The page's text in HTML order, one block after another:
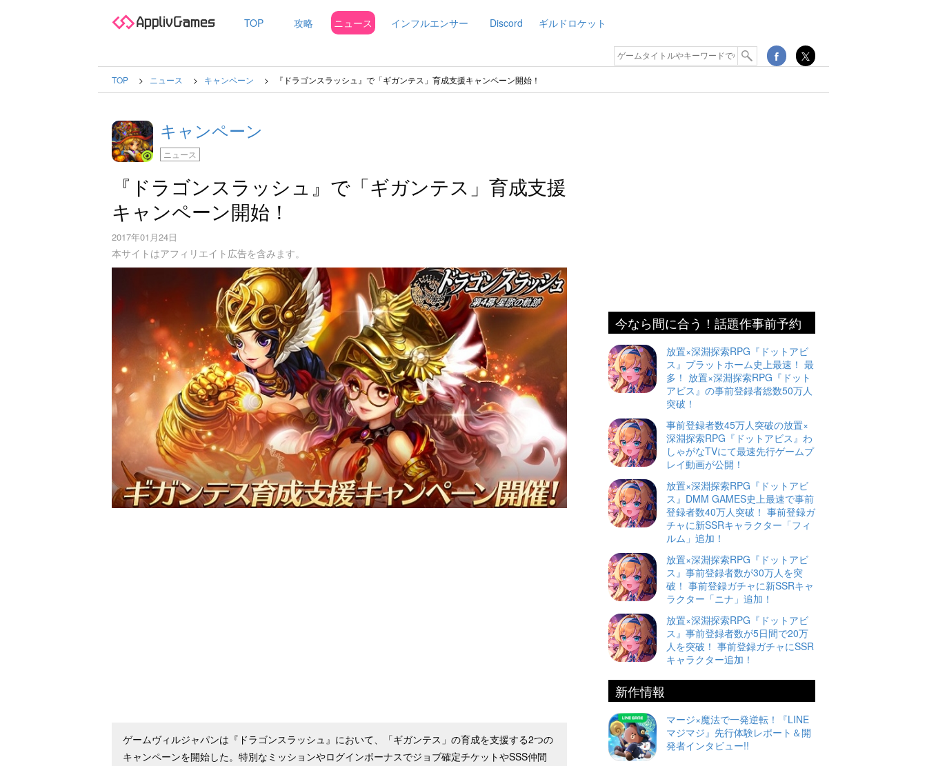
TOP 攻略 ニュース インフルエンサー Discord ギルドロケット
TOP ニュース キャンペーン 『ドラゴンスラッシュ』で「ギガンテス」育成支援キャンペーン開始！
キャンペーン
ニュース
『ドラゴンスラッシュ』で「ギガンテス」育成支援
キャンペーン開始！
2017年01月24日
本サイトはアフィリエイト広告を含みます。
ゲームヴィルジャパンは『ドラゴンスラッシュ』において、「ギガンテス」の育成を支援する2つの
キャンペーンを開始した。特別なミッションやログインボーナスでジョブ確定チケットやSSS仲間
今なら間に合う！話題作事前予約
放置×深淵探索RPG『ドットアビ
ス』プラットホーム史上最速！ 最
多！ 放置×深淵探索RPG『ドット
アビス』の事前登録者総数50万人
突破！
事前登録者数45万人突破の放置×
深淵探索RPG『ドットアビス』わ
しゃがなTVにて最速先行ゲームプ
レイ動画が公開！
放置×深淵探索RPG『ドットアビ
ス』DMM GAMES史上最速で事前
登録者数40万人突破！ 事前登録ガ
チャに新SSRキャラクター「フィ
ルム」追加！
放置×深淵探索RPG『ドットアビ
ス』事前登録者数が30万人を突
破！ 事前登録ガチャに新SSRキャ
ラクター「ニナ」追加！
放置×深淵探索RPG『ドットアビ
ス』事前登録者数が5日間で20万
人を突破！ 事前登録ガチャにSSR
キャラクター追加！
新作情報
マージ×魔法で一発逆転！『LINE
マジマジ』先行体験レポート＆開
発者インタビュー!!